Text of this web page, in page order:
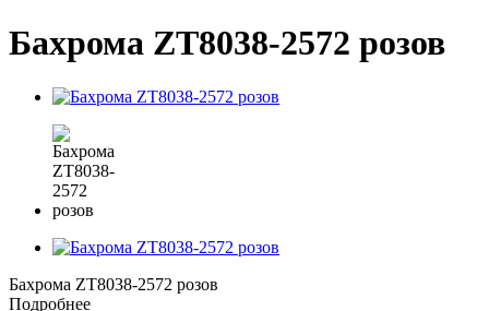
Бахрома ZT8038-2572 розов
Бахрома ZT8038-2572 розов
Подробнее